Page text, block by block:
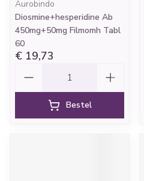
Aurobindo
Diosmine+hesperidine Ab
450mg+50mg Filmomh Tabl
60
€ 19,73
Bestel